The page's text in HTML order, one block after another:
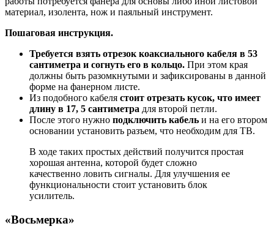
материал, изолента, нож и паяльный инструмент.
Пошаговая инструкция.
Требуется взять отрезок коаксиального кабеля в 53
сантиметра и согнуть его в кольцо. При этом края
должны быть разомкнутыми и зафиксированы в данной
форме на фанерном листе.
Из подобного кабеля стоит отрезать кусок, что имеет
длину в 17, 5 сантиметра для второй петли.
После этого нужно подключить кабель и на его втором
основании установить разъем, что необходим для ТВ.
В ходе таких простых действий получится простая
хорошая антенна, которой будет сложно
качественно ловить сигналы. Для улучшения ее
функциональности стоит установить блок
усилитель.
«Восьмерка»